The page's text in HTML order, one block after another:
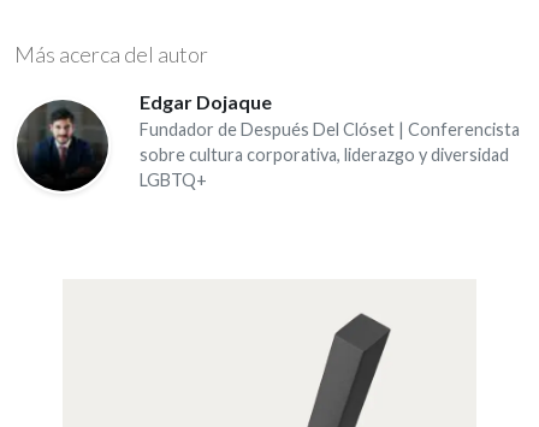
Más acerca del autor
Edgar Dojaque
Fundador de Después Del Clóset | Conferencista
sobre cultura corporativa, liderazgo y diversidad
LGBTQ+